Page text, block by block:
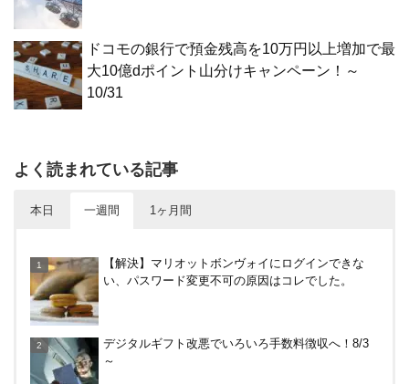
ドコモの銀行で預金残高を10万円以上増加で最
大10億dポイント山分けキャンペーン！～
10/31
よく読まれている記事
本日 一週間 1ヶ月間
分がもらえるキャンペーン！9/17まで
り場やメリット・デメリットを解説
【解決】マリオットボンヴォイにログインできな
い、パスワード変更不可の原因はコレでした。
デジタルギフト改悪でいろいろ手数料徴収へ！8/3
～